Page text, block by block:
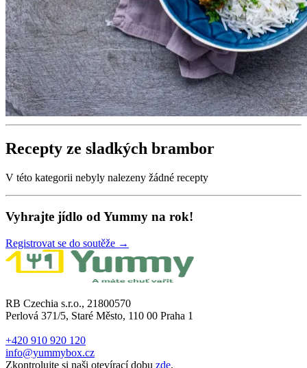
Recepty ze sladkých brambor
V této kategorii nebyly nalezeny žádné recepty
Vyhrajte jídlo od Yummy na rok!
Registrovat se do soutěže →
RB Czechia s.r.o., 21800570
Perlová 371/5, Staré Město, 110 00 Praha 1
+420 910 920 120
info@yummybox.cz
Zkontrolujte si naši otevírací dobu zde.